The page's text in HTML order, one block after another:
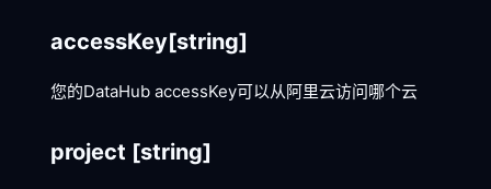
accessKey[string]
您的DataHub accessKey可以从阿里云访问哪个云
project [string]